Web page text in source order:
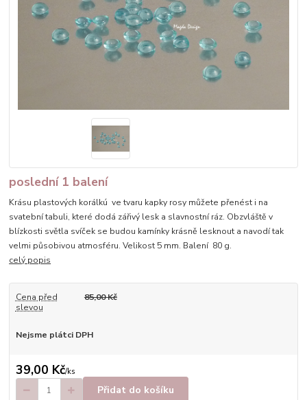
poslední 1 balení
Krásu plastových korálkú ve tvaru kapky rosy můžete přenést i na
svatební tabuli, které dodá zářivý lesk a slavnostní ráz. Obzvláště v
blízkosti světla svíček se budou kamínky krásně lesknout a navodí tak
velmi působivou atmosféru. Velikost 5 mm. Balení 80 g.
celý popis
Cena před
slevou
85,00 Kč
Nejsme plátci DPH
39,00 Kč/ks
Přidat do košíku